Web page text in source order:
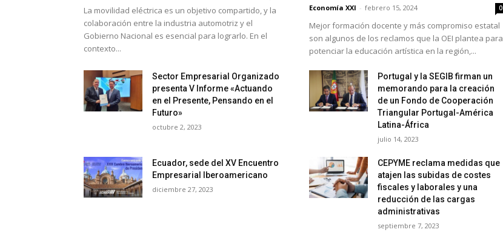
La movilidad eléctrica es un objetivo compartido, y la
colaboración entre la industria automotriz y el
Gobierno Nacional es esencial para lograrlo. En el
contexto...
Economía XXI - febrero 15, 2024 0
Mejor formación docente y más compromiso estatal
son algunos de los reclamos que la OEI plantea para
potenciar la educación artística en la región,...
Sector Empresarial Organizado
presenta V Informe «Actuando
en el Presente, Pensando en el
Futuro»
octubre 2, 2023
Portugal y la SEGIB firman un
memorando para la creación
de un Fondo de Cooperación
Triangular Portugal-América
Latina-África
julio 14, 2023
Ecuador, sede del XV Encuentro
Empresarial Iberoamericano
diciembre 27, 2023
CEPYME reclama medidas que
atajen las subidas de costes
fiscales y laborales y una
reducción de las cargas
administrativas
septiembre 7, 2023